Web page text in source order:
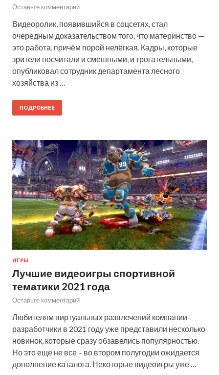
Оставьте комментарий
Видеоролик, появившийся в соцсетях, стал
очередным доказательством того, что материнство —
это работа, причём порой нелёгкая. Кадры, которые
зрители посчитали и смешными, и трогательными,
опубликовал сотрудник департамента лесного
хозяйства из …
ПОДРОБНЕЕ
ИГРЫ
Лучшие видеоигры спортивной
тематики 2021 года
Оставьте комментарий
Любителям виртуальных развлечений компании-
разработчики в 2021 году уже представили несколько
новинок, которые сразу обзавелись популярностью.
Но это еще не все – во втором полугодии ожидается
дополнение каталога. Некоторые видеоигры уже …